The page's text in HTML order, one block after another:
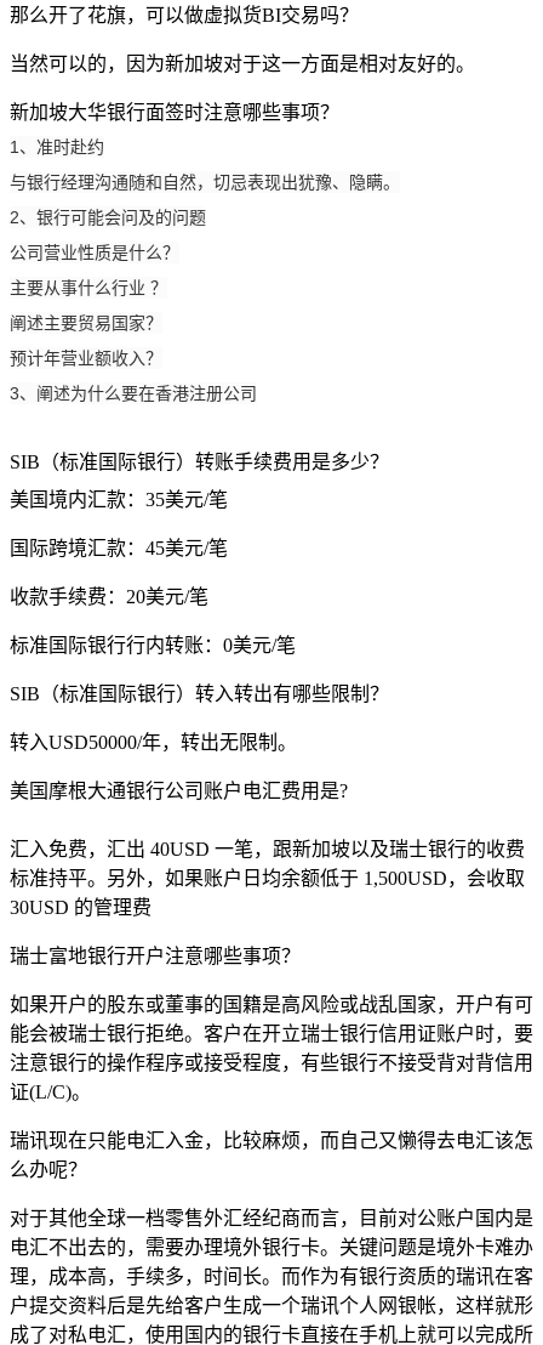
那么开了花旗，可以做虚拟货BI交易吗？
当然可以的，因为新加坡对于这一方面是相对友好的。
新加坡大华银行面签时注意哪些事项？
1、 准时赴约
与银行经理沟通随和自然，切忌表现出犹豫、隐瞒。
2、 银行可能会问及的问题
公司营业性质是什么？
主要从事什么行业 ？
阐述主要贸易国家？
预计年营业额收入？
3、 阐述为什么要在香港注册公司
SIB（标准国际银行）转账手续费用是多少？
美国境内汇款：35美元/笔
国际跨境汇款：45美元/笔
收款手续费：20美元/笔
标准国际银行行内转账：0美元/笔
SIB（标准国际银行）转入转出有哪些限制？
转入USD50000/年，转出无限制。
美国摩根大通银行公司账户电汇费用是?
汇入免费，汇出 40USD 一笔，跟新加坡以及瑞士银行的收费
标准持平。另外，如果账户日均余额低于 1,500USD，会收取
30USD 的管理费
瑞士富地银行开户注意哪些事项？
如果开户的股东或董事的国籍是高风险或战乱国家，开户有可
能会被瑞士银行拒绝。客户在开立瑞士银行信用证账户时，要
注意银行的操作程序或接受程度，有些银行不接受背对背信用
证(L/C)。
瑞讯现在只能电汇入金，比较麻烦，而自己又懒得去电汇该怎
么办呢？
对于其他全球一档零售外汇经纪商而言，目前对公账户国内是
电汇不出去的，需要办理境外银行卡。关键问题是境外卡难办
理，成本高，手续多，时间长。而作为有银行资质的瑞讯在客
户提交资料后是先给客户生成一个瑞讯个人网银帐，这样就形
成了对私电汇，使用国内的银行卡直接在手机上就可以完成所